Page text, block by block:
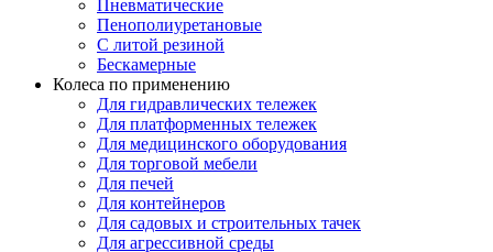
Пневматические
Пенополиуретановые
С литой резиной
Бескамерные
Колеса по применению
Для гидравлических тележек
Для платформенных тележек
Для медицинского оборудования
Для торговой мебели
Для печей
Для контейнеров
Для садовых и строительных тачек
Для агрессивной среды